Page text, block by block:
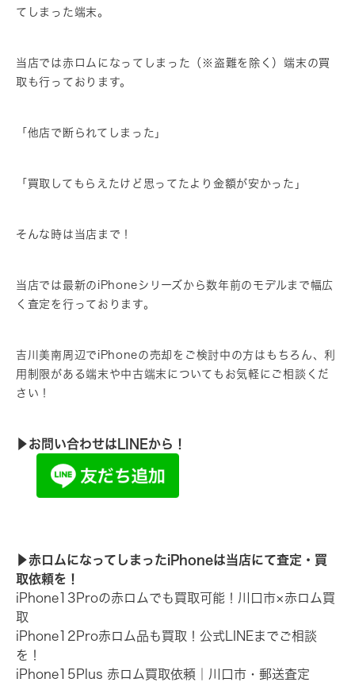
てしまった端末。
当店では赤ロムになってしまった（※盗難を除く）端末の買
取も行っております。
「他店で断られてしまった」
「買取してもらえたけど思ってたより金額が安かった」
そんな時は当店まで！
当店では最新のiPhoneシリーズから数年前のモデルまで幅広
く査定を行っております。
吉川美南周辺でiPhoneの売却をご検討中の方はもちろん、利
用制限がある端末や中古端末についてもお気軽にご相談くだ
さい！
▶︎お問い合わせはLINEから！
▶︎赤ロムになってしまったiPhoneは当店にて査定・買
取依頼を！
iPhone13Proの赤ロムでも買取可能！川口市×赤ロム買
取
iPhone12Pro赤ロム品も買取！公式LINEまでご相談
を！
iPhone15Plus 赤ロム買取依頼｜川口市・郵送査定